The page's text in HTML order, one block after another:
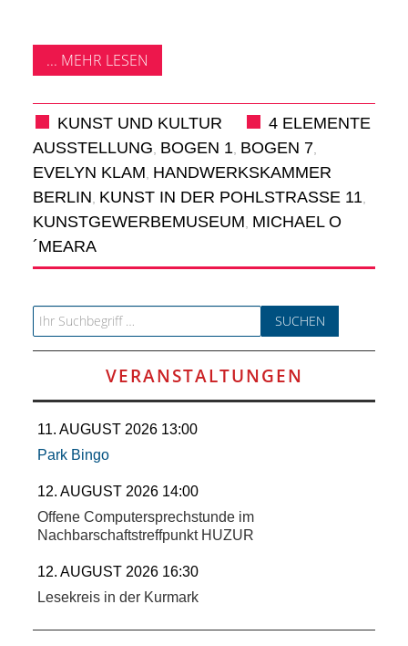
KIEZ
GEWERBE
UND
GASTRONOMIE
KINDER,
HERANWACHSENDE,
SCHULE
KUNST
UND
KULTUR
IN
EIGENER
SACHE
... MEHR LESEN
KUNST UND KULTUR
4 ELEMENTE
AUSSTELLUNG, BOGEN 1, BOGEN 7,
EVELYN KLAM, HANDWERKSKAMMER
BERLIN, KUNST IN DER POHLSTRASSE 11 ,
KUNSTGEWERBEMUSEUM, MICHAEL O
´MEARA
Search for:
VERANSTALTUNGEN
11. AUGUST 2026 13:00
Park Bingo
12. AUGUST 2026 14:00
Offene Computersprechstunde im
Nachbarschaftstreffpunkt HUZUR
12. AUGUST 2026 16:30
Lesekreis in der Kurmark